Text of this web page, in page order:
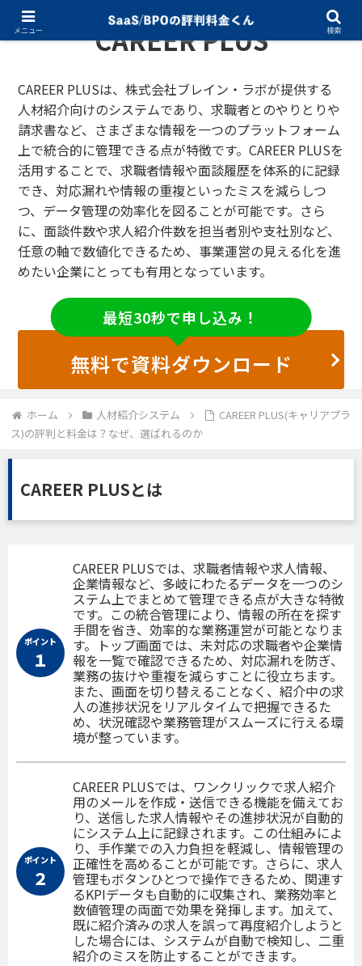
CAREER PLUS
CAREER PLUSは、株式会社ブレイン・ラボが提供する
人材紹介向けのシステムであり、求職者とのやりとりや
請求書など、さまざまな情報を一つのプラットフォーム
上で統合的に管理できる点が特徴です。CAREER PLUSを
活用することで、求職者情報や面談履歴を体系的に記録
でき、対応漏れや情報の重複といったミスを減らしつ
つ、データ管理の効率化を図ることが可能です。さら
に、面談件数や求人紹介件数を担当者別や支社別など、
任意の軸で数値化できるため、事業運営の見える化を進
めたい企業にとっても有用となっています。
最短30秒で申し込み！
無料で資料ダウンロード
ホーム 人材紹介システム
CAREER PLUS(キャリアプラ
ス)の評判と料金は？なぜ、選ばれるのか
CAREER PLUSとは
ポイント
１
CAREER PLUSでは、求職者情報や求人情報、
企業情報など、多岐にわたるデータを一つのシ
ステム上でまとめて管理できる点が大きな特徴
です。この統合管理により、情報の所在を探す
手間を省き、効率的な業務運営が可能となりま
す。トップ画面では、未対応の求職者や企業情
報を一覧で確認できるため、対応漏れを防ぎ、
業務の抜けや重複を減らすことに役立ちます。
また、画面を切り替えることなく、紹介中の求
人の進捗状況をリアルタイムで把握できるた
め、状況確認や業務管理がスムーズに行える環
境が整っています。
ポイント
２
CAREER PLUSでは、ワンクリックで求人紹介
用のメールを作成・送信できる機能を備えてお
り、送信した求人情報やその進捗状況が自動的
にシステム上に記録されます。この仕組みによ
り、手作業での入力負担を軽減し、情報管理の
正確性を高めることが可能です。さらに、求人
管理もボタンひとつで操作できるため、関連す
るKPIデータも自動的に収集され、業務効率と
数値管理の両面で効果を発揮します。加えて、
既に紹介済みの求人を誤って再度紹介しようと
した場合には、システムが自動で検知し、二重
紹介のミスを防止することができます。
メニュー 検索